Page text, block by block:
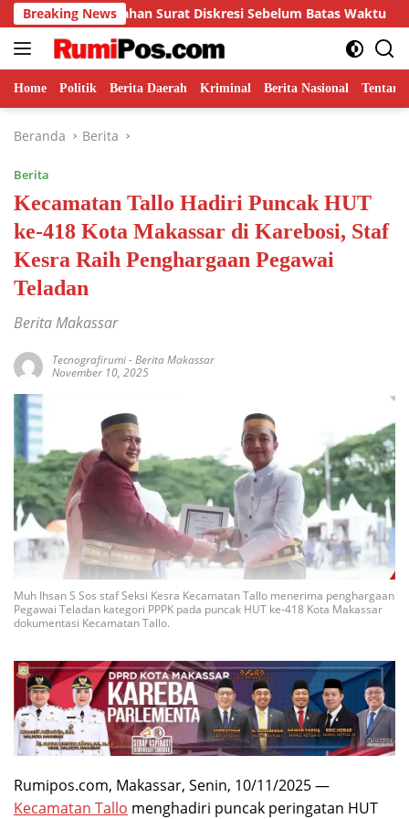
Langsung
ke
konten
Breaking News
Diskresi Sebelum Batas Waktu H. Najmuddin
Home Politik Berita Daerah Kriminal Berita Nasional
Beranda Berita
Berita
Kecamatan Tallo Hadiri Puncak HUT
ke-418 Kota Makassar di Karebosi, Staf
Kesra Raih Penghargaan Pegawai
Teladan
Berita Makassar
Tecnografirumi-Berita Makassar
November 10, 2025
Muh Ihsan S Sos staf Seksi Kesra Kecamatan Tallo menerima penghargaan
Pegawai Teladan kategori PPPK pada puncak HUT ke-418 Kota Makassar
dokumentasi Kecamatan Tallo.
Rumipos.com, Makassar, Senin, 10/11/2025 —
Kecamatan Tallo menghadiri puncak peringatan HUT